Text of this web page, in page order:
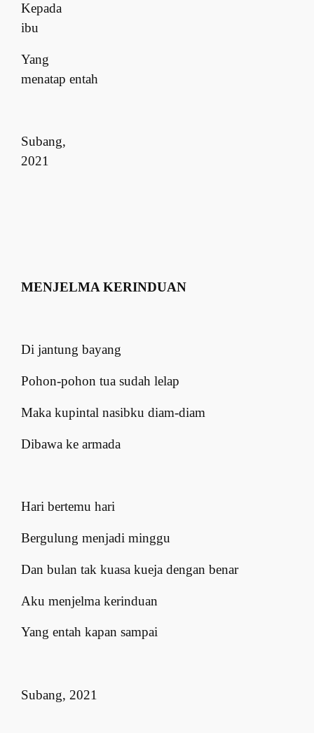
Kepada
ibu
Yang
menatap entah
Subang,
2021
MENJELMA KERINDUAN
Di jantung bayang
Pohon-pohon tua sudah lelap
Maka kupintal nasibku diam-diam
Dibawa ke armada
Hari bertemu hari
Bergulung menjadi minggu
Dan bulan tak kuasa kueja dengan benar
Aku menjelma kerinduan
Yang entah kapan sampai
Subang, 2021